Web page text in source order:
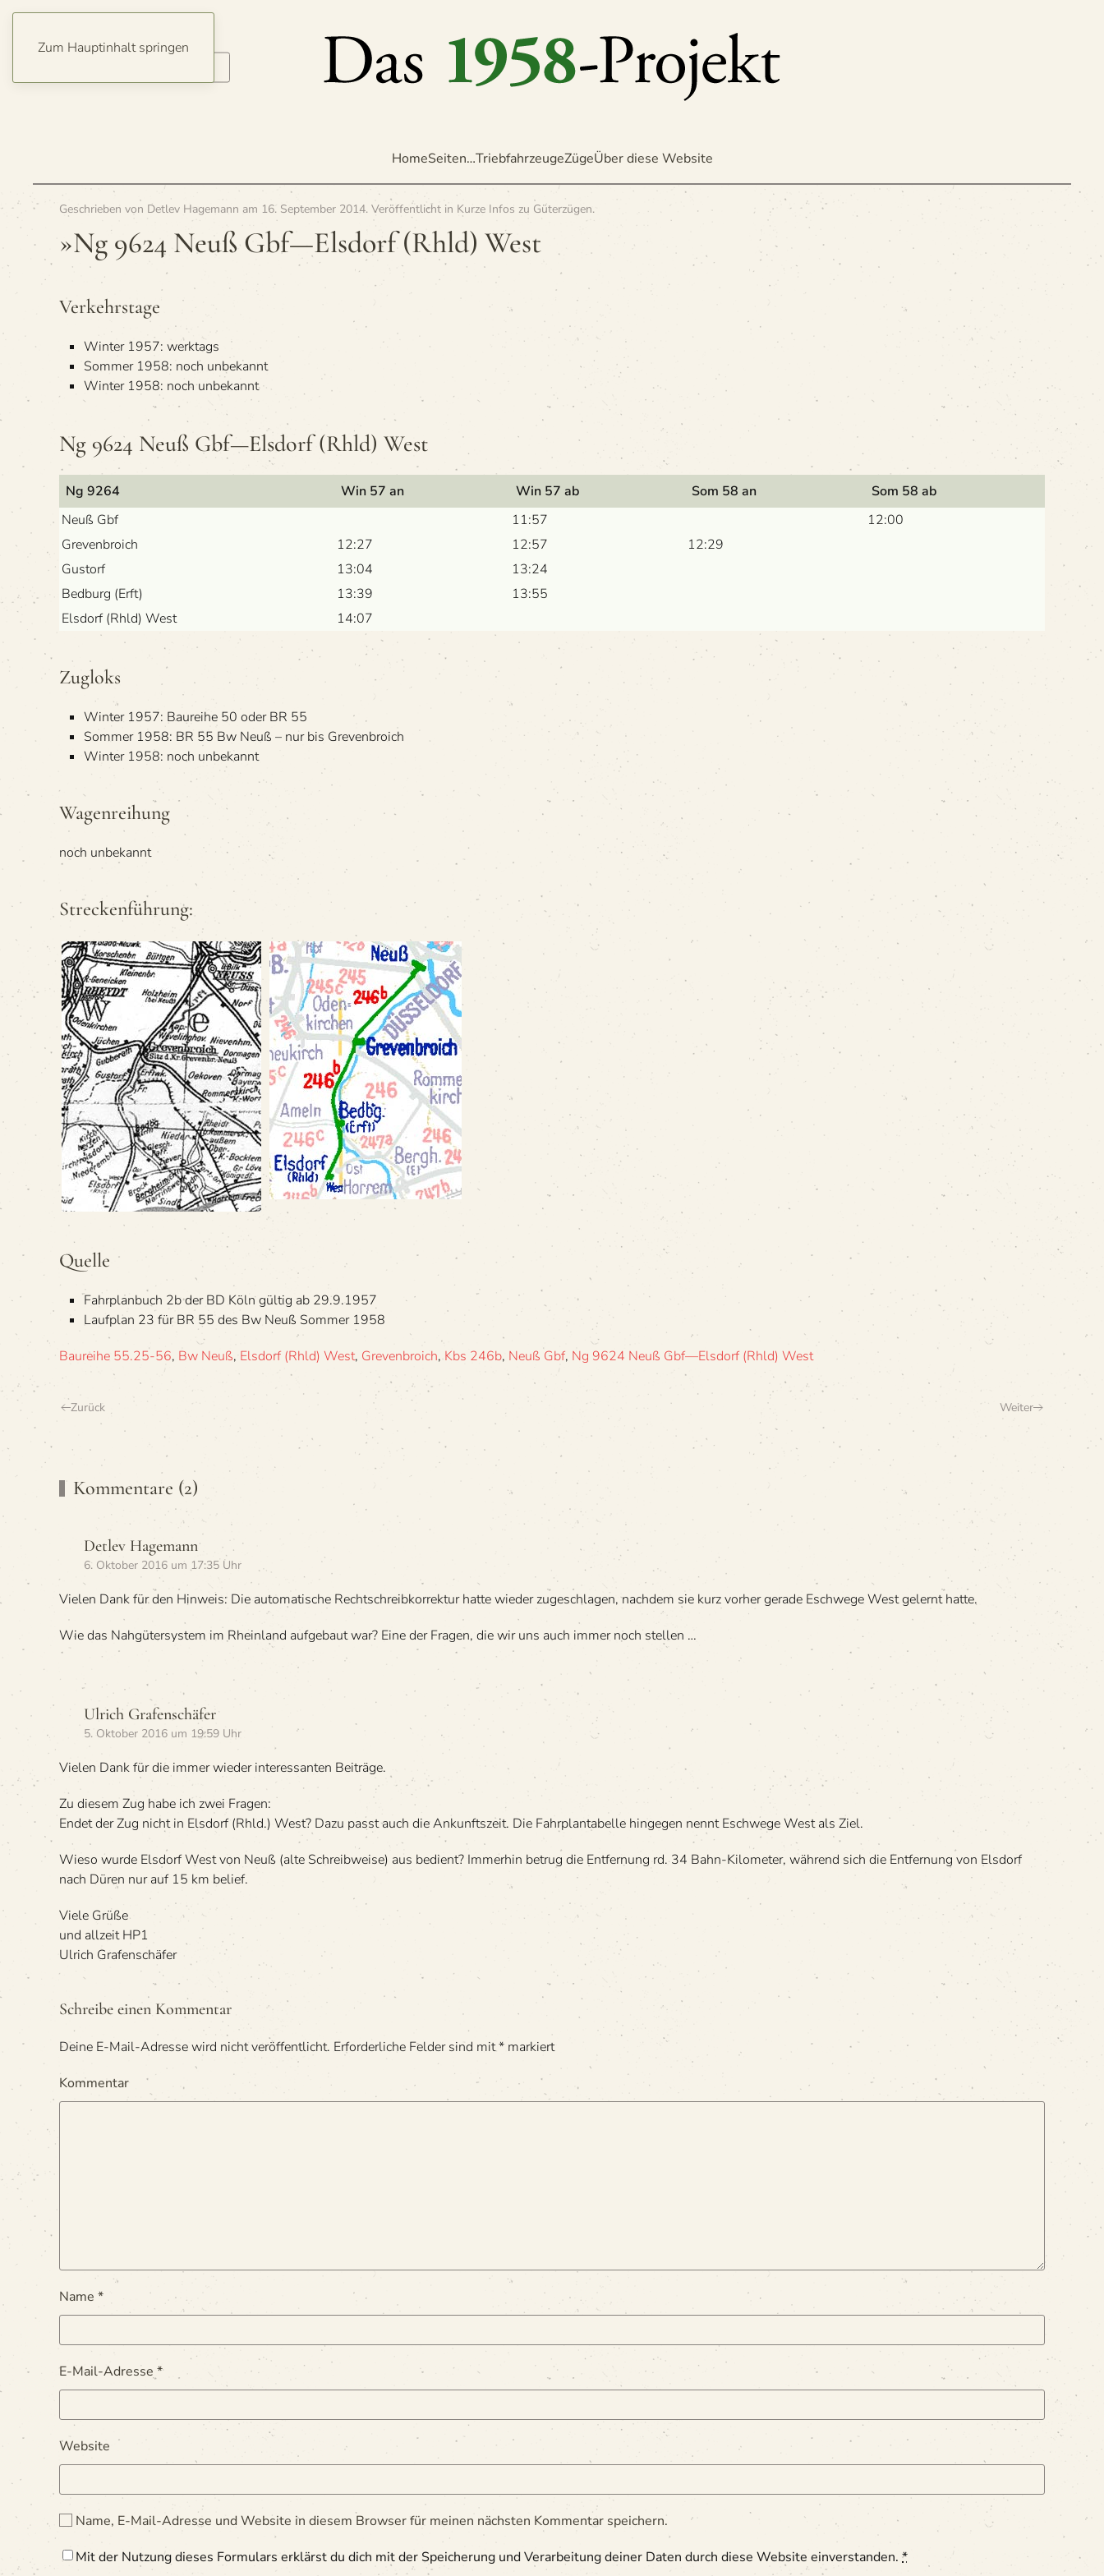
Zum Hauptinhalt springen
HomeSeiten…TriebfahrzeugeZügeÜber diese Website
Geschrieben von Detlev Hagemann am 16. September 2014. Veröffentlicht in Kurze Infos zu Güterzügen.
»Ng 9624 Neuß Gbf—Elsdorf (Rhld) West
Ver­kehrs­tage
Win­ter 1957: werktags
Som­mer 1958: noch unbekannt
Win­ter 1958: noch unbekannt
Ng 9624 Neuß Gbf—Elsdorf (Rhld) West
Ng 9264 Win 57 an Win 57 ab Som 58 an
Som 58 ab
Neuß Gbf
11:57
12:00
Gre­ven­broich
12:27 12:57
12:29
Gus­torf
13:04
13:24
Bedburg (Erft)
13:39
13:55
Els­dorf (Rhld) West
14:07
Zug­loks
Win­ter 1957: Bau­reihe 50 oder BR 55
Som­mer 1958: BR 55 Bw Neuß – nur bis Grevenbroich
Win­ter 1958: noch unbekannt
Wagen­rei­hung
noch unbe­kannt
Stre­cken­füh­rung:
Quelle
Fahr­plan­buch 2b der BD Köln gül­tig ab 29.9.1957
Lauf­plan 23 für BR 55 des Bw Neuß Som­mer 1958
Baureihe 55.25-56, Bw Neuß, Elsdorf (Rhld) West, Grevenbroich,Kbs 246b, Neuß Gbf, Ng 9624 Neuß Gbf—Elsdorf (Rhld) West
Zurück Weiter
Kommentare (2)
Detlev Hagemann
6. Oktober 2016 um 17:35 Uhr
Vie­len Dank für den Hin­weis: Die auto­ma­ti­sche Recht­schreib­kor­rek­tur hatte wie­der zuge­schla­gen, nach­dem sie kurz vor­her gerade Esch­wege West gelernt hatte.
Wie das Nah­gü­ter­sys­tem im Rhein­land auf­ge­baut war? Eine der Fra­gen, die wir uns auch immer noch stellen …
Ulrich Grafenschäfer
5. Oktober 2016 um 19:59 Uhr
Vie­len Dank für die immer wie­der inter­es­san­ten Beiträge.
Zu die­sem Zug habe ich zwei Fragen:
Endet der Zug nicht in Els­dorf (Rhld.) West? Dazu passt auch die Ankunfts­zeit. Die Fahr­plan­ta­belle hin­ge­gen nennt Esch­wege West als Ziel.
Wieso wurde Els­dorf West von Neuß (alte Schreib­weise) aus bedient? Immer­hin betrug die Ent­fer­nung rd. 34 Bahn-Kilo­me­ter, wäh­rend sich die Ent­fer­nung von Els­dorf
nach Düren nur auf 15 km belief.
Viele Grüße
und all­zeit HP1
Ulrich Grafenschäfer
Schreibe einen Kommentar
Deine E-Mail-Adresse wird nicht veröffentlicht. Erforderliche Felder sind mit* markiert
Kommentar
Name *
E-Mail-Adresse *
Website
Name, E-Mail-Adresse und Website in diesem Browser für meinen nächsten Kommentar speichern.
Mit der Nutzung dieses Formulars erklärst du dich mit der Speicherung und Verarbeitung deiner Daten durch diese Website einverstanden. *